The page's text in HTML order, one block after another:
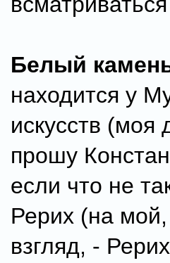
Белый
находится у
искусств
прошу
если что не
Рерих (на
взгляд, -